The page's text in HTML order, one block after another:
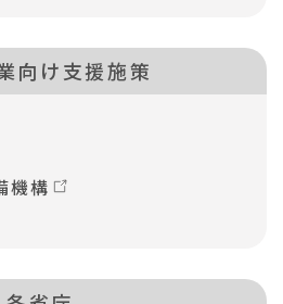
向け支援施策
機構